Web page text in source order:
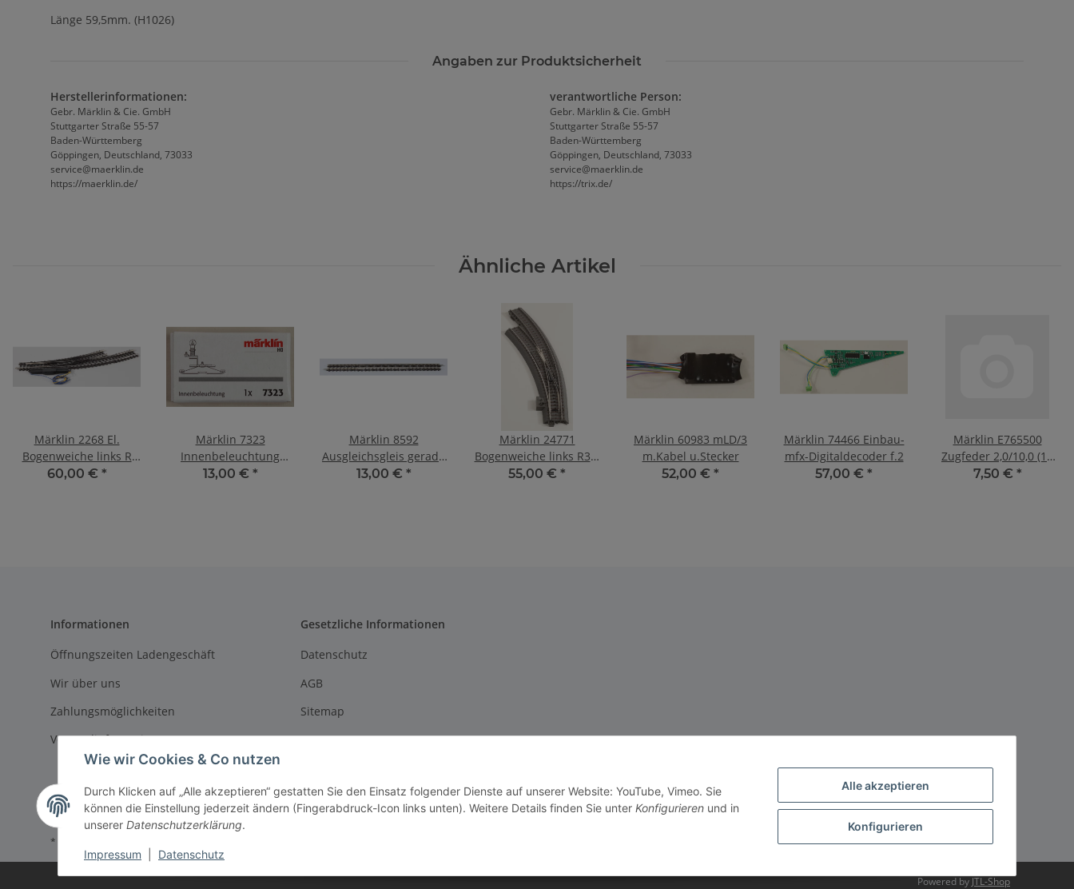
Länge 59,5mm. (H1026)
Angaben zur Produktsicherheit
Herstellerinformationen:
Gebr. Märklin & Cie. GmbH
Stuttgarter Straße 55-57
Baden-Württemberg
Göppingen, Deutschland, 73033
service@maerklin.de
https://maerklin.de/
verantwortliche Person:
Gebr. Märklin & Cie. GmbH
Stuttgarter Straße 55-57
Baden-Württemberg
Göppingen, Deutschland, 73033
service@maerklin.de
https://trix.de/
Ähnliche Artikel
Märklin 2268 El.
Bogenweiche links R
360 mm 244,6 mm
60,00 € *
Märklin 7323
Innenbeleuchtung
z.4035/38/39
13,00 € *
Märklin 8592
Ausgleichsgleis gerade
100-120 mm
13,00 € *
Märklin 24771
Bogenweiche links R3 =
515 mm 30°
55,00 € *
Märklin 60983 mLD/3
m.Kabel u.Stecker
52,00 € *
Märklin 74466 Einbau-
mfx-Digitaldecoder f.2
57,00 € *
Märklin E765500
Zugfeder 2,0/10,0 (10
St)
7,50 € *
Informationen
Öffnungszeiten Ladengeschäft
Wir über uns
Zahlungsmöglichkeiten
Versandinformationen
Gesetzliche Informationen
Datenschutz
AGB
Sitemap
Impressum
Widerrufsrecht
* Alle Preise inkl. gesetzlicher USt., zzgl.
Powered by JTL-Shop
Wie wir Cookies & Co nutzen
Durch Klicken auf „Alle akzeptieren“ gestatten Sie den Einsatz folgender Dienste auf unserer Website: YouTube, Vimeo. Sie
können die Einstellung jederzeit ändern (Fingerabdruck-Icon links unten). Weitere Details finden Sie unter Konfigurieren und in
unserer Datenschutzerklärung.
Impressum Datenschutz
Alle akzeptieren
Konfigurieren